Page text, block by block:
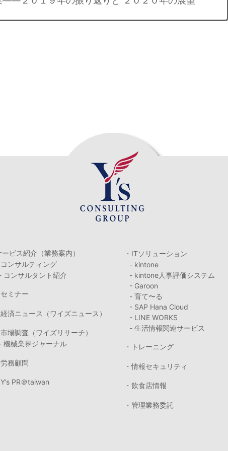
ービス紹介（業務案内）
コンサルティング
コンサルタント紹介
セミナー
経済ニュース（ワイズニュース）
市場調査（ワイズリサーチ）
機械業界ジャーナル
労務顧問
Y’s PR＠taiwan
・ITソリューション
- kintone
- kintone人事評価システム
- Garoon
- 育て〜る
- SAP Hana Cloud
- LINE WORKS
- 生活情報関連サービス
・トレーニング
・情報セキュリティ
・飲食店情報
・管理業務委託